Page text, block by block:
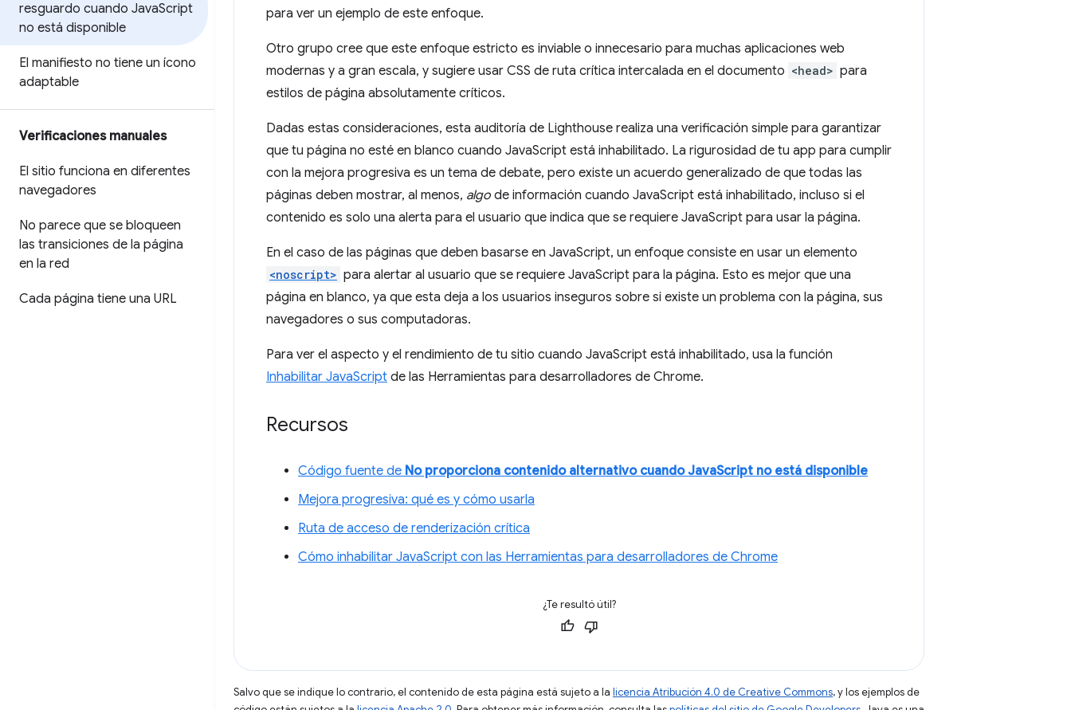
resguardo cuando JavaScript
no está disponible
El manifiesto no tiene un ícono
adaptable
Verificaciones manuales
El sitio funciona en diferentes
navegadores
No parece que se bloqueen
las transiciones de la página
en la red
Cada página tiene una URL
para ver un ejemplo de este enfoque.
Otro grupo cree que este enfoque estricto es inviable o innecesario para muchas aplicaciones web
modernas y a gran escala, y sugiere usar CSS de ruta crítica intercalada en el documento <head> para
estilos de página absolutamente críticos.
Dadas estas consideraciones, esta auditoría de Lighthouse realiza una verificación simple para garantizar
que tu página no esté en blanco cuando JavaScript está inhabilitado. La rigurosidad de tu app para cumplir
con la mejora progresiva es un tema de debate, pero existe un acuerdo generalizado de que todas las
páginas deben mostrar, al menos, algo de información cuando JavaScript está inhabilitado, incluso si el
contenido es solo una alerta para el usuario que indica que se requiere JavaScript para usar la página.
En el caso de las páginas que deben basarse en JavaScript, un enfoque consiste en usar un elemento
<noscript> para alertar al usuario que se requiere JavaScript para la página. Esto es mejor que una
página en blanco, ya que esta deja a los usuarios inseguros sobre si existe un problema con la página, sus
navegadores o sus computadoras.
Para ver el aspecto y el rendimiento de tu sitio cuando JavaScript está inhabilitado, usa la función
Inhabilitar JavaScript de las Herramientas para desarrolladores de Chrome.
Recursos
Código fuente de No proporciona contenido alternativo cuando JavaScript no está disponible
Mejora progresiva: qué es y cómo usarla
Ruta de acceso de renderización crítica
Cómo inhabilitar JavaScript con las Herramientas para desarrolladores de Chrome
¿Te resultó útil?
Salvo que se indique lo contrario, el contenido de esta página está sujeto a la licencia Atribución 4.0 de Creative Commons, y los ejemplos de